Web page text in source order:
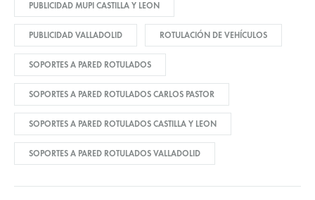
PUBLICIDAD MUPI CASTILLA Y LEON
PUBLICIDAD VALLADOLID ROTULACIÓN DE VEHÍCULOS
SOPORTES A PARED ROTULADOS
SOPORTES A PARED ROTULADOS CARLOS PASTOR
SOPORTES A PARED ROTULADOS CASTILLA Y LEON
SOPORTES A PARED ROTULADOS VALLADOLID